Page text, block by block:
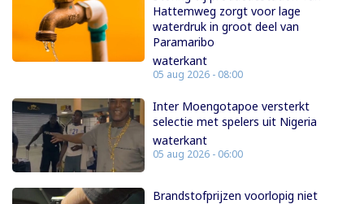
Hattemweg zorgt voor lage
waterdruk in groot deel van
Paramaribo
waterkant
05 aug 2026 - 08:00
Inter Moengotapoe versterkt
selectie met spelers uit Nigeria
waterkant
05 aug 2026 - 06:00
Brandstofprijzen voorlopig niet